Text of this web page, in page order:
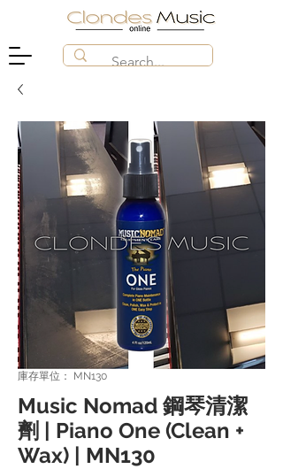
庫存單位： MN130
Music Nomad 鋼琴清潔
劑 | Piano One (Clean +
Wax) | MN130